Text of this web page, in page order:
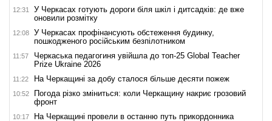
12:31
У Черкасах готують дороги біля шкіл і дитсадків: де вже
оновили розмітку
12:08
У Черкасах профінансують обстеження будинку,
пошкодженого російським безпілотником
11:57
Черкаська педагогиня увійшла до топ-25 Global Teacher
Prize Ukraine 2026
11:22 На Черкащині за добу сталося більше десяти пожеж
10:52
Погода різко зміниться: коли Черкащину накриє грозовий
фронт
10:17 На Черкащині провели в останню путь прикордонника